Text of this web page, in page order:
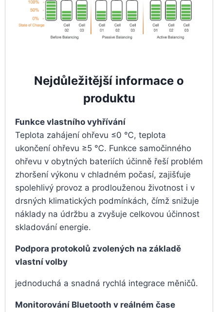
Nejdůležitější informace o
produktu
Funkce vlastního vyhřívání
Teplota zahájení ohřevu ≤0 ℃, teplota
ukončení ohřevu ≥5 ℃. Funkce samočinného
ohřevu v obytných bateriích účinně řeší problém
zhoršení výkonu v chladném počasí, zajišťuje
spolehlivý provoz a prodlouženou životnost i v
drsných klimatických podmínkách, čímž snižuje
náklady na údržbu a zvyšuje celkovou účinnost
skladování energie.
Podpora protokolů zvolených na základě
vlastní volby
jednoduchá a snadná rychlá integrace měničů.
Monitorování Bluetooth v reálném čase